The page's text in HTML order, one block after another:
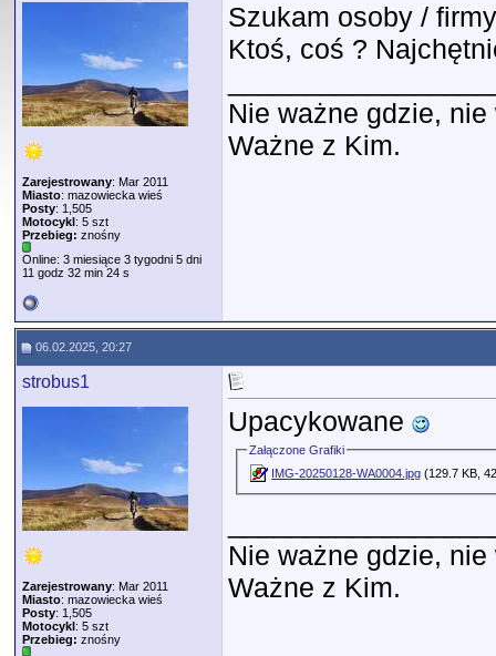
Zarejestrowany: Mar 2011
Miasto: mazowiecka wieś
Posty: 1,505
Motocykl: 5 szt
Przebieg: znośny
Online: 3 miesiące 3 tygodni 5 dni
11 godz 32 min 24 s
Szukam osoby /
Ktoś, coś ?
Nie ważne gdzie,
Ważne z Kim.
06.02.2025, 20:27
strobus1
Zarejestrowany: Mar 2011
Miasto: mazowiecka wieś
Posty: 1,505
Motocykl: 5 szt
Przebieg: znośny
Upacykowane
Załączone Grafiki
IMG-20250128-WA0004.jpg (129.7 KB,
Nie ważne gdzie,
Ważne z Kim.